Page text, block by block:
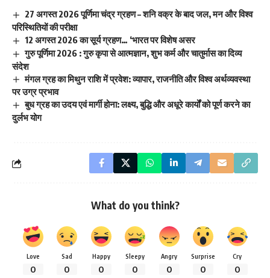
27 अगस्त 2026 पूर्णिमा चंद्र ग्रहण – शनि वक्र के बाद जल, मन और विश्व
परिस्थितियों की परीक्षा
12 अगस्त 2026 का सूर्य ग्रहण… ‘भारत पर विशेष असर
गुरु पूर्णिमा 2026 : गुरु कृपा से आत्मज्ञान, शुभ कर्म और चातुर्मास का दिव्य
संदेश
मंगल ग्रह का मिथुन राशि में प्रवेश: व्यापार, राजनीति और विश्व अर्थव्यवस्था
पर उग्र प्रभाव
बुध ग्रह का उदय एवं मार्गी होना: लक्ष्य, बुद्धि और अधूरे कार्यों को पूर्ण करने का
दुर्लभ योग
What do you think?
Love
0
Sad
0
Happy
0
Sleepy
0
Angry
0
Surprise
0
Cry
0